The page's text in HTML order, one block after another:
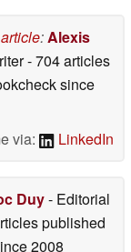
:Alexis
- 704 articles
since
via:
LinkedIn
Duy- Editorial
published
2008